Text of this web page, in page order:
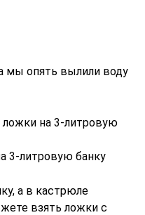
мы опять вылили воду
ложки на 3-литровую
3-литровую банку
а в кастрюле
взять ложки с